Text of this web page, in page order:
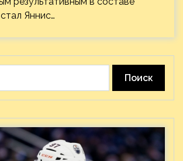
Яннис…